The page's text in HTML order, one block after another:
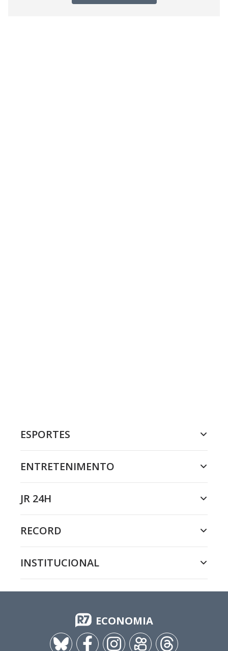
ESPORTES
ENTRETENIMENTO
JR 24H
RECORD
INSTITUCIONAL
ECONOMIA